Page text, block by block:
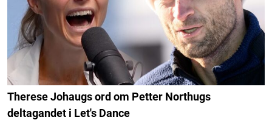
Therese Johaugs ord om Petter Northugs
deltagandet i Let's Dance